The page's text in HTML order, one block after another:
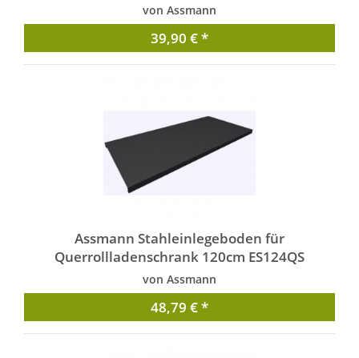
von Assmann
39,90 € *
Assmann Stahleinlegeboden für
Querrollladenschrank 120cm ES124QS
von Assmann
48,79 € *